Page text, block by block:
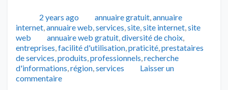
Publié2 years ago Catégories
annuaire gratuit,annuaire
internet,annuaire web,services,site,site internet,site
web
Tags
annuaire web gratuit,diversité de choix,
entreprises,facilité d'utilisation,praticité,prestataires
de services,produits,professionnels,recherche
d'informations,région,services
Laisser un
commentaire